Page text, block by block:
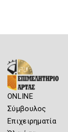
ONLINE
Σύμβουλος
Επιχειρηματία